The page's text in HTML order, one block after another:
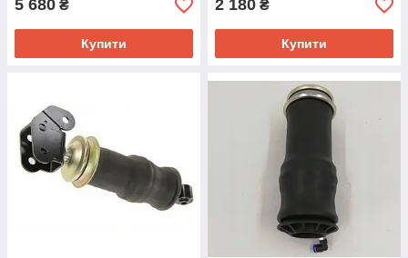
5 680 ₴
Купити
2 180 ₴
Купити